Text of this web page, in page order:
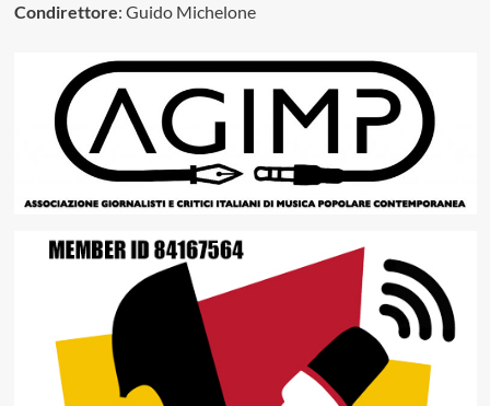
Condirettore: Guido Michelone